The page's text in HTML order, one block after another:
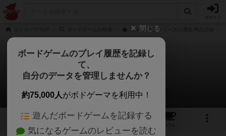
T.I.M.E ストーリーズの通販/商品詳細
タイムストーリーズ
31件のレビュー
5 1 31
カフェ
閉じる
ボードゲームのプレイ履歴を記録し
て、
自分のデータを管理しませんか？
約75,000人がボドゲーマを利用中！
遊んだボードゲームを記録する
気になるゲームのレビューを読む